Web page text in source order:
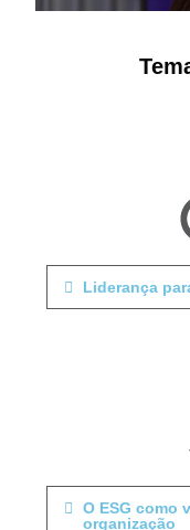
Liderança
O ESG como
organização